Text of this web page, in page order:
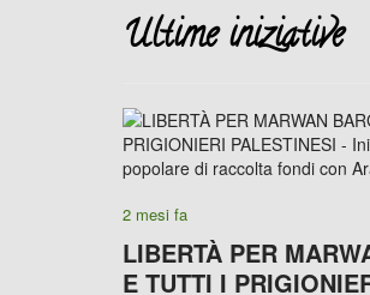
Ultime iniziative
2 mesi fa
LIBERTÀ PER
E TUTTI I